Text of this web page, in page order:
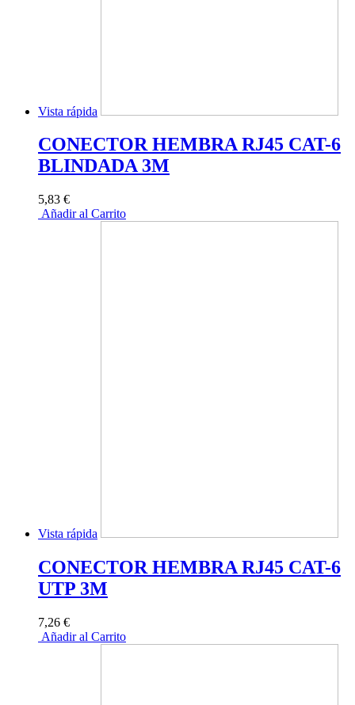
Vista rápida
CONECTOR HEMBRA RJ45 CAT-6
BLINDADA 3M
5,83 €
Añadir al Carrito
Vista rápida
CONECTOR HEMBRA RJ45 CAT-6
UTP 3M
7,26 €
Añadir al Carrito